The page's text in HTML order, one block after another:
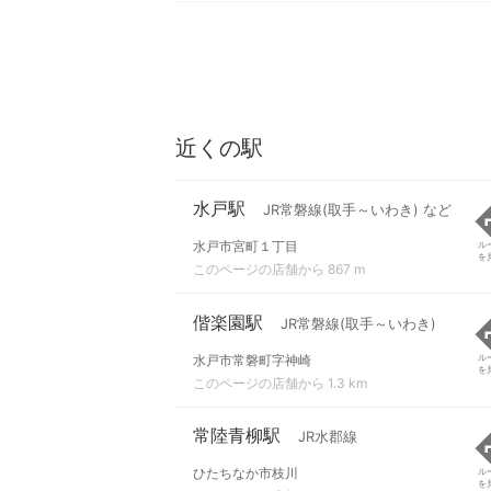
近くの駅
水戸駅 JR常磐線(取手～いわき) など
水戸市宮町１丁目
このページの店舗から 867 m
ル
を
偕楽園駅 JR常磐線(取手～いわき)
水戸市常磐町字神崎
このページの店舗から 1.3 km
ル
を
常陸青柳駅 JR水郡線
ひたちなか市枝川
ル
を